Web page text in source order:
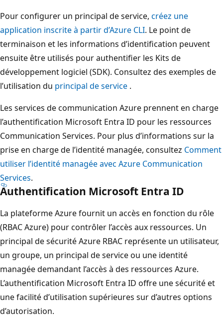
Pour configurer un principal de service, créez une
application inscrite à partir d’Azure CLI. Le point de
terminaison et les informations d’identification peuvent
ensuite être utilisés pour authentifier les Kits de
développement logiciel (SDK). Consultez des exemples de
l’utilisation du principal de service .
Les services de communication Azure prennent en charge
l’authentification Microsoft Entra ID pour les ressources
Communication Services. Pour plus d’informations sur la
prise en charge de l’identité managée, consultez Comment
utiliser l’identité managée avec Azure Communication
Services.
Authentification Microsoft Entra ID
La plateforme Azure fournit un accès en fonction du rôle
(RBAC Azure) pour contrôler l’accès aux ressources. Un
principal de sécurité Azure RBAC représente un utilisateur,
un groupe, un principal de service ou une identité
managée demandant l’accès à des ressources Azure.
L’authentification Microsoft Entra ID offre une sécurité et
une facilité d’utilisation supérieures sur d’autres options
d’autorisation.